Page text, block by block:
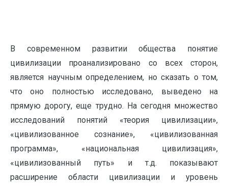
В современном развитии общества понятие
цивилизации проанализировано со всех сторон,
является научным определением, но сказать о том,
что оно полностью исследовано, выведено на
прямую дорогу, еще трудно. На сегодня множество
исследований понятий «теория цивилизации»,
«цивилизованное сознание», «цивилизованная
программа», «национальная цивилизация»,
«цивилизованный путь» и т.д. показывают
расширение области цивилизации и уровень